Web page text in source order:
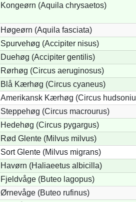
Kongeørn (Aquila chrysaetos)
Høgeørn (Aquila fasciata)
Spurvehøg (Accipiter nisus)
Duehøg (Accipiter gentilis)
Rørhøg (Circus aeruginosus)
Blå Kærhøg (Circus cyaneus)
Amerikansk Kærhøg (Circus
Steppehøg (Circus macrourus)
Hedehøg (Circus pygargus)
Rød Glente (Milvus milvus)
Sort Glente (Milvus migrans)
Havørn (Haliaeetus albicilla)
Fjeldvåge (Buteo lagopus)
Ørnevåge (Buteo rufinus)